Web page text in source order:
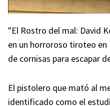
"El Rostro del mal: David
en un horroroso tiroteo en
de cornisas para escapar
El pistolero que mató al
identificado como el